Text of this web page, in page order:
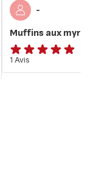
-
Muffins aux
Avis
5
1 Avis